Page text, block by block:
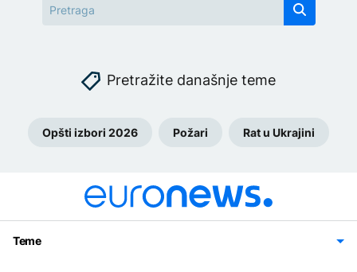
Pretražite današnje teme
Opšti izbori 2026 Požari Rat u Ukrajini
Teme